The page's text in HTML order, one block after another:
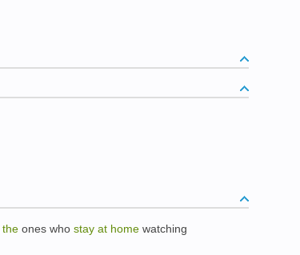
the ones who stay at home watching